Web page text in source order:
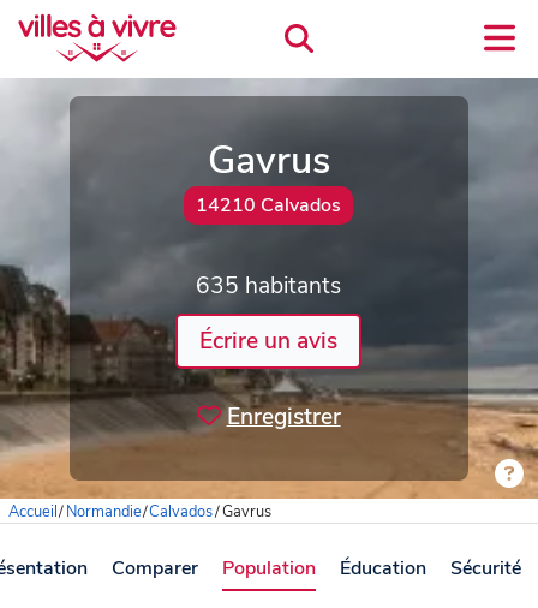
Gavrus
14210 Calvados
635 habitants
Écrire un avis
Enregistrer
Accueil/Normandie/Calvados/Gavrus
Comparer Population Éducation Sécurité